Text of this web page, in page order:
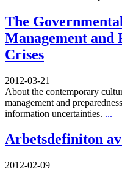
The
Management and
Crises
2012-03-21
About the contemporary
management and
information uncertainties. ...
Arbetsdefiniton
2012-02-09